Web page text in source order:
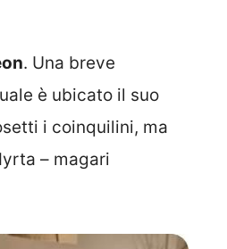
. Una breve
è ubicato il suo
i coinquilini, ma
– magari